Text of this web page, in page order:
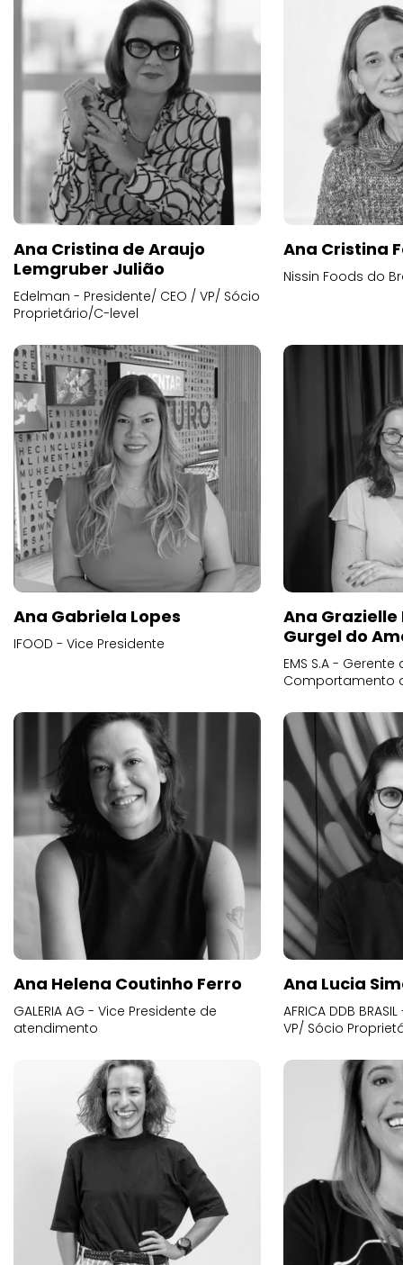
Ana Cristina de Araujo
Lemgruber Julião
Edelman - Presidente/ CEO / VP/ Sócio
Proprietário/C-level
Ana Cristina
Nissin Foods do
Ana Gabriela Lopes
IFOOD - Vice Presidente
Ana
Gurgel do
EMS S.A -
Comportamento
Ana Helena Coutinho Ferro
GALERIA AG - Vice Presidente de
atendimento
Ana Lucia
AFRICA DDB
VP/ Sócio